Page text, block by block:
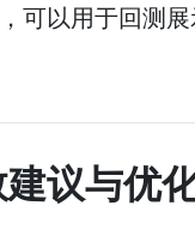
可以用于回测
议与优